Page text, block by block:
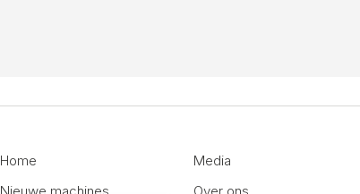
Home
Nieuwe machines
Media
Over ons